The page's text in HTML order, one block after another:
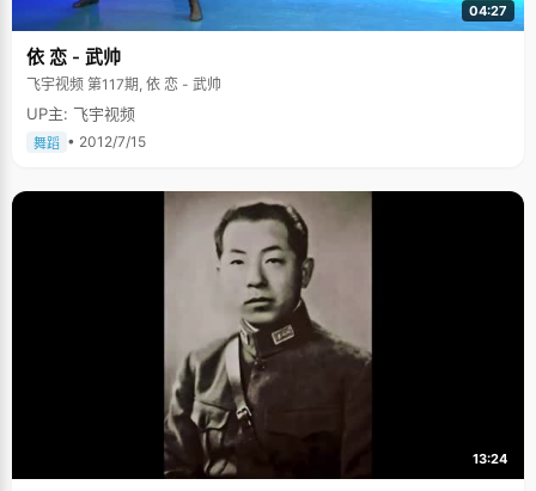
04:27
依 恋 - 武帅
飞宇视频 第117期, 依 恋 - 武帅
UP主: 飞宇视频
舞蹈 • 2012/7/15
13:24